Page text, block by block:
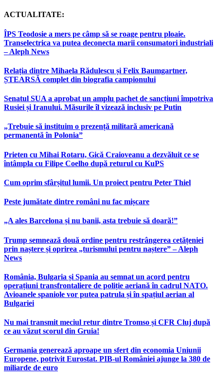
ACTUALITATE:
ÎPS Teodosie a mers pe câmp să se roage pentru ploaie.
Transelectrica va putea deconecta marii consumatori industriali
– Aleph News
Relația dintre Mihaela Rădulescu și Felix Baumgartner,
ȘTEARSĂ complet din biografia campionului
Senatul SUA a aprobat un amplu pachet de sancțiuni împotriva
Rusiei și Iranului. Măsurile îl vizează inclusiv pe Putin
„Trebuie să instituim o prezență militară americană
permanentă în Polonia”
Prieten cu Mihai Rotaru, Gică Craioveanu a dezvăluit ce se
întâmpla cu Filipe Coelho după returul cu KuPS
Cum oprim sfârșitul lumii. Un proiect pentru Peter Thiel
Peste jumătate dintre români nu fac mișcare
„A ales Barcelona și nu banii, asta trebuie să doară!”
Trump semnează două ordine pentru restrângerea cetățeniei
prin naștere și oprirea „turismului pentru naștere” – Aleph
News
România, Bulgaria și Spania au semnat un acord pentru
operațiuni transfrontaliere de poliție aeriană în cadrul NATO.
Avioanele spaniole vor putea patrula și în spațiul aerian al
Bulgariei
Nu mai transmit meciul retur dintre Tromso și CFR Cluj după
ce au văzut scorul din Gruia!
Germania generează aproape un sfert din economia Uniunii
Europene, potrivit Eurostat. PIB-ul României ajunge la 380 de
miliarde de euro